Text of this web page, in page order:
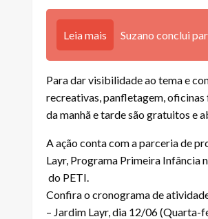
Leia mais Suzano conclui
Para dar visibilidade ao tema e
recreativas, panfletagem, oficinas
da manhã e tarde são gratuitos e
A ação conta com a parceria de
Layr, Programa Primeira Infância
do PETI.
Confira o cronograma de
– Jardim Layr, dia 12/06 (Quarta-